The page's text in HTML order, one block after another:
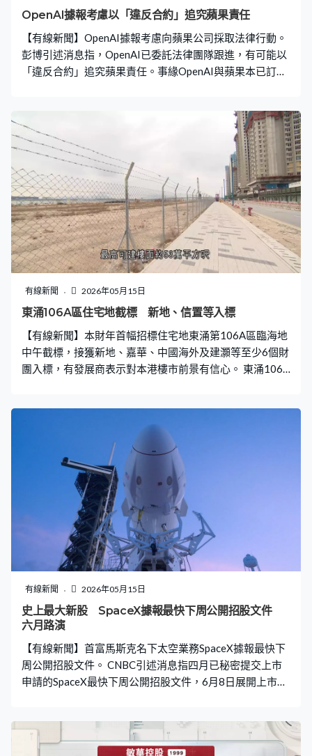
OpenAI據報考慮以「違反合約」追究蘋果責任
【有線新聞】OpenAI據報考慮向蘋果公司採取法律行動。
彭博引述消息指，OpenAI已委託法律團隊跟進，有可能以
「違反合約」追究蘋果責任。事緣OpenAI與蘋果本已訂立
甚至質疑蘋果缺乏誠意，以致雙方關係愈見緊張，最終更
有可能要交由法院處理。
有線新聞 2026年05月15日
東涌106A區住宅地截標 新地、信置等入標
【有線新聞】本財年首幅招標住宅地東涌第106A區臨海地
中午截標，接獲新地、嘉華、中國海外及建灝等至少6個財
團入標，有發展商表示對本港樓市前景有信心。 東涌106A
國際發展及租務總監（香港地產）尹紫薇：「這幅地皮在
東涌屬於新發展區，也是臨海，景觀會望海及機場。相信
建成後會享受到優質的海景，我們（出價）會貼近市場、
該區的需求及價格。」 至於建灝地產也是獨資入標，對樓
市前景有信心。建灝地產行政總監林綺華：「雖然這區仍
在發展當中，看到規模合適我們投資，以現時的經濟環
境，我認為（我們）出價是合理。對於現時的樓市開始有
些少復蘇，對樓市是有信心。」 地皮鄰近東環及昇薈用作
純住宅發展，最高可建樓面約53萬平方呎，預計可提供約
990伙。賣地條款相對簡單，不需要提供任何社福設施。
綜合市場估計，項目估值約8億至20.3億元，每平方呎樓面
地價約1,500至3,800元。
有線新聞 2026年05月15日
史上最大新股 SpaceX據報最快下周公開招股文件
六月路演
【有線新聞】首富馬斯克名下太空業務SpaceX據報最快下
周公開招股文件。 CNBC引述消息指四月已秘密提交上市
申請的SpaceX最快下周公開招股文件，6月8日展開上市前
下人工智能公司xAI併入SpaceX，令公司估值高達1.2萬億
美元。早前彭博引述消息指SpaceX集資最多750億美元，